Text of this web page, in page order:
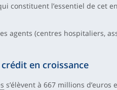
constituent l’essentiel de cet
agents (centres hospitaliers,
en croissance
s’élèvent à 667 millions d’euros